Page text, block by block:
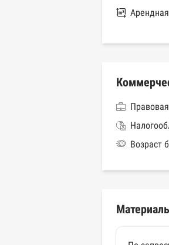
Возраст